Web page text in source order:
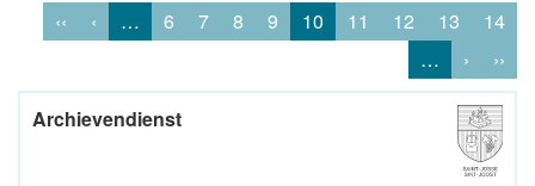
‹‹ ‹ … 6 7 8 9 10 11 12 13
14
…
› ››
Archievendienst